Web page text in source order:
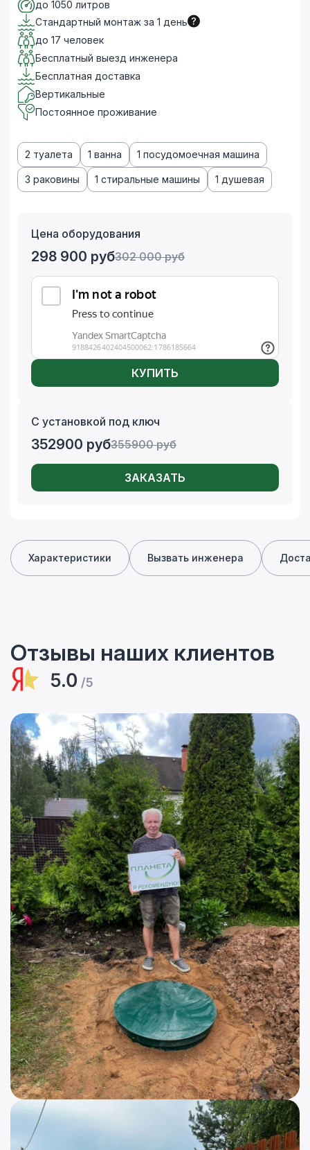
до 1050 литров
Стандартный монтаж за 1 день
до 17 человек
Бесплатный выезд инженера
Бесплатная доставка
Вертикальные
Постоянное проживание
2 туалета 1 ванна 1 посудомоечная машина
3 раковины 1 стиральные машины 1 душевая
Цена оборудования
298 900 руб302 000руб
КУПИТЬ
С установкой под ключ
352900 руб355900руб
ЗАКАЗАТЬ
Характеристики Вызвать инженера
Отзывы наших клиентов